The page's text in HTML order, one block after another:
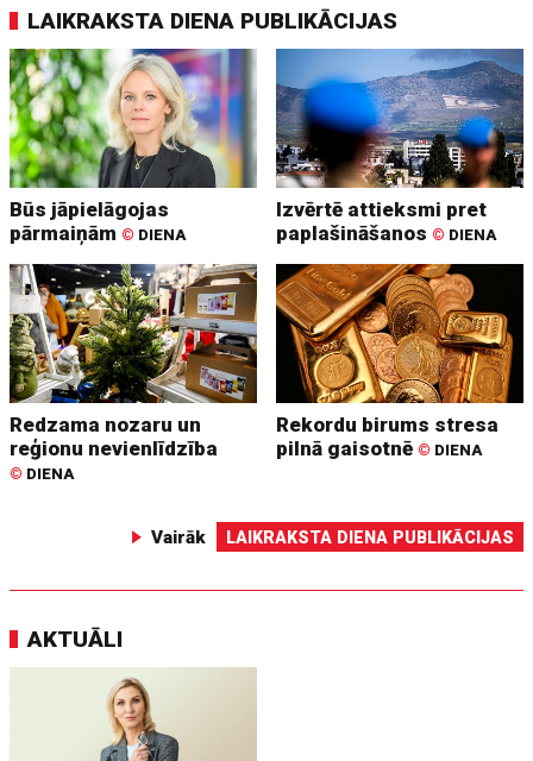
LAIKRAKSTA DIENA PUBLIKĀCIJAS
Būs jāpielāgojas
pārmaiņām © DIENA
Izvērtē attieksmi pret
paplašināšanos © DIENA
Redzama nozaru un
reģionu nevienlīdzība
© DIENA
Rekordu birums stresa
pilnā gaisotnē © DIENA
Vairāk LAIKRAKSTA DIENA PUBLIKĀCIJAS
AKTUĀLI